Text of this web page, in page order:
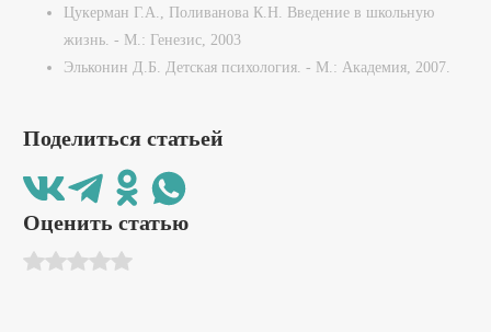
Цукерман Г.А., Поливанова К.Н. Введение в школьную
жизнь. - М.: Генезис, 2003
Эльконин Д.Б. Детская психология. - М.: Академия, 2007.
Поделиться статьей
Оценить статью